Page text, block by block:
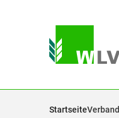
StartseiteVerband